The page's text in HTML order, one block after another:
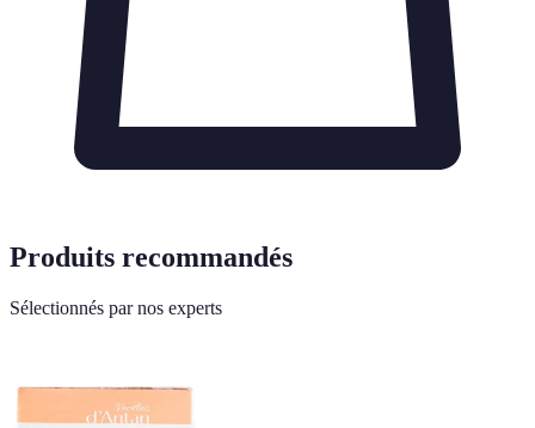
Produits recommandés
Sélectionnés par nos experts